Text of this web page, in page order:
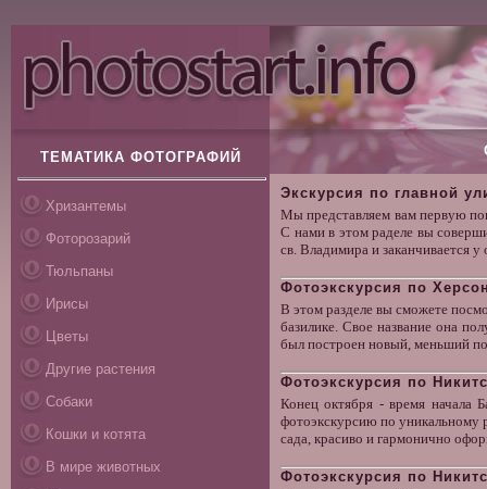
ТЕМАТИКА ФОТОГРАФИЙ
Хризантемы
Фоторозарий
Тюльпаны
Ирисы
Цветы
Другие растения
Собаки
Кошки и котята
В мире животных
Экскурсия по главной
Мы представляем вам первую
С нами в этом раделе вы
св. Владимира и заканчивается
Фотоэкскурсия по
В этом разделе вы сможете
базилике. Свое название она
был построен новый, меньший по
Фотоэкскурсия по
Конец октября - время начала
фотоэкскурсию по уникальному
сада, красиво и гармонично
Фотоэкскурсия по